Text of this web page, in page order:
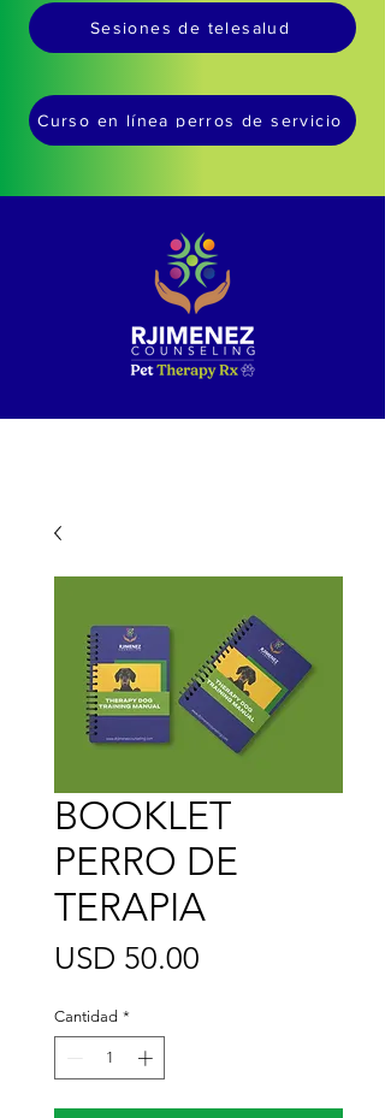
Sesiones de telesalud
Curso en línea perros de servicio
BOOKLET
PERRO DE
TERAPIA
USD 50.00
Cantidad *